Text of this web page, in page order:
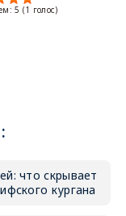
5 (1 голос)
что скрывает
кургана